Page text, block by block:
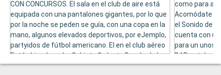
CON CONCURSOS. El sala en el club de aire está
equipada con una pantalones gigantes, por lo que
por la noche se peden se guía, con una copa en la
mano, algunos elevados deportivos, por eJemplo,
partyidos de fútbol americano. El en el club aéreo
Está ubicado en La Cubieta 3, Justo Derrás de la
Pista de Hielo y Tiene Capacidad para 140
como para
Acomódate
el Sonido de
cuenta con
para un unos
BAR entró en
Main, el